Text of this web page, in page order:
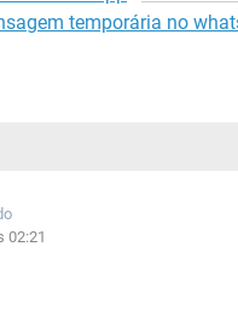
temporária no
02:21